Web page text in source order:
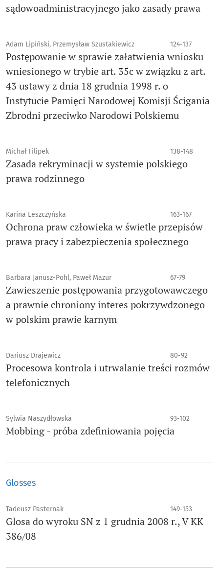
sądowoadministracyjnego jako zasady prawa
Adam Lipiński, Przemysław Szustakiewicz 124-137
Postępowanie w sprawie załatwienia wniosku
wniesionego w trybie art. 35c w związku z art.
43 ustawy z dnia 18 grudnia 1998 r. o
Instytucie Pamięci Narodowej Komisji Ścigania
Zbrodni przeciwko Narodowi Polskiemu
Michał Filipek 138-148
Zasada rekryminacji w systemie polskiego
prawa rodzinnego
Karina Leszczyńska 163-167
Ochrona praw człowieka w świetle przepisów
prawa pracy i zabezpieczenia społecznego
Barbara Janusz-Pohl, Paweł Mazur 67-79
Zawieszenie postępowania przygotowawczego
a prawnie chroniony interes pokrzywdzonego
w polskim prawie karnym
Dariusz Drajewicz 80-92
Procesowa kontrola i utrwalanie treści rozmów
telefonicznych
Sylwia Naszydłowska 93-102
Mobbing - próba zdefiniowania pojęcia
Glosses
Tadeusz Pasternak 149-153
Glosa do wyroku SN z 1 grudnia 2008 r., V KK
386/08